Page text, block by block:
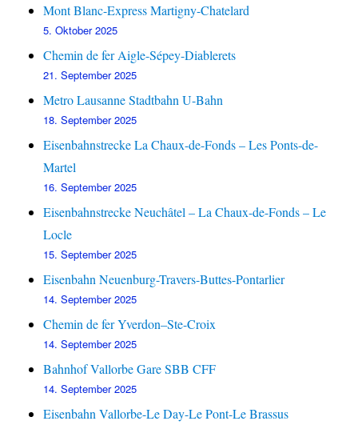
Mont Blanc-Express Martigny-Chatelard
5. Oktober 2025
Chemin de fer Aigle-Sépey-Diablerets
21. September 2025
Metro Lausanne Stadtbahn U-Bahn
18. September 2025
Eisenbahnstrecke La Chaux-de-Fonds – Les Ponts-de-
Martel
16. September 2025
Eisenbahnstrecke Neuchâtel – La Chaux-de-Fonds – Le
Locle
15. September 2025
Eisenbahn Neuenburg-Travers-Buttes-Pontarlier
14. September 2025
Chemin de fer Yverdon–Ste-Croix
14. September 2025
Bahnhof Vallorbe Gare SBB CFF
14. September 2025
Eisenbahn Vallorbe-Le Day-Le Pont-Le Brassus